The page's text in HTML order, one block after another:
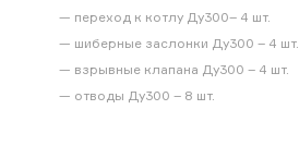
переход к котлу Ду300– 4 шт.
шиберные заслонки Ду300 – 4 шт.
взрывные клапана Ду300 – 4 шт.
отводы Ду300 – 8 шт.